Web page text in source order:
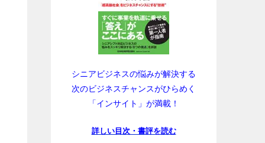
シニアビジネスの悩みが解決する
次のビジネスチャンスがひらめく
「インサイト」が満載！
詳しい目次・書評を読む